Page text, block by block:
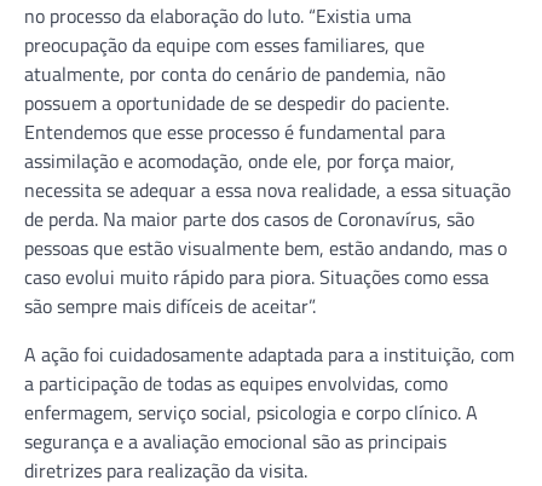
no processo da elaboração do luto. “Existia uma
preocupação da equipe com esses familiares, que
atualmente, por conta do cenário de pandemia, não
possuem a oportunidade de se despedir do paciente.
Entendemos que esse processo é fundamental para
assimilação e acomodação, onde ele, por força maior,
necessita se adequar a essa nova realidade, a essa situação
de perda. Na maior parte dos casos de Coronavírus, são
pessoas que estão visualmente bem, estão andando, mas o
caso evolui muito rápido para piora. Situações como essa
são sempre mais difíceis de aceitar”.
A ação foi cuidadosamente adaptada para a instituição, com
a participação de todas as equipes envolvidas, como
enfermagem, serviço social, psicologia e corpo clínico. A
segurança e a avaliação emocional são as principais
diretrizes para realização da visita.